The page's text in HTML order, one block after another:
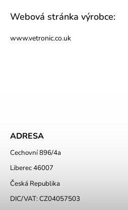
Webová stránka výrobce:
www.vetronic.co.uk
ADRESA
Cechovní 896/4a
Liberec 46007
Česká Republika
DIC/VAT: CZ04057503